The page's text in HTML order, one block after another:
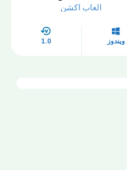
2025 مجاناً
العاب اكشن
ويندوز 1.0